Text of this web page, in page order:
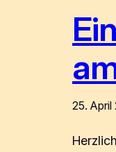
25. April